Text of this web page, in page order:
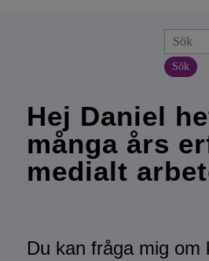
Sök
Hej Daniel
många års
medialt
Du kan fråga mig om